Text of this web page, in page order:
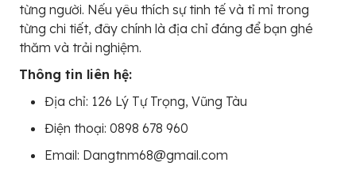
từng người. Nếu yêu thích sự tinh tế và tỉ mỉ trong
từng chi tiết, đây chính là địa chỉ đáng để bạn ghé
thăm và trải nghiệm.
Thông tin liên hệ:
Địa chỉ: 126 Lý Tự Trọng, Vũng Tàu
Điện thoại: 0898 678 960
Email: Dangtnm68@gmail.com